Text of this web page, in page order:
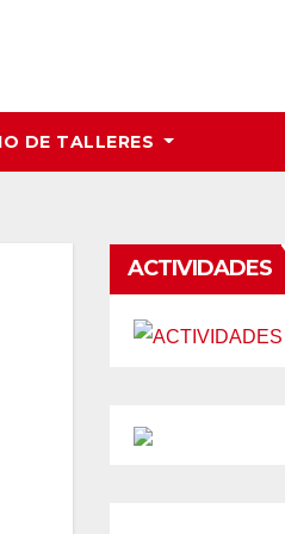
DE TALLERES
ACTIVIDADES